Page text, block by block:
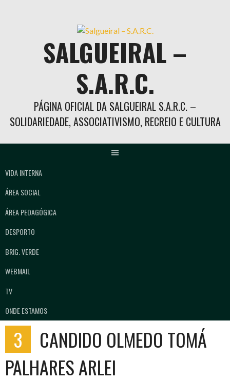
SALGUEIRAL –
S.A.R.C.
PÁGINA OFICIAL DA SALGUEIRAL S.A.R.C. –
SOLIDARIEDADE, ASSOCIATIVISMO, RECREIO E CULTURA
VIDA INTERNA
ÁREA SOCIAL
ÁREA PEDAGÓGICA
DESPORTO
BRIG. VERDE
WEBMAIL
TV
ONDE ESTAMOS
3
CANDIDO OLMEDO TOMÁ
PALHARES ARLEI